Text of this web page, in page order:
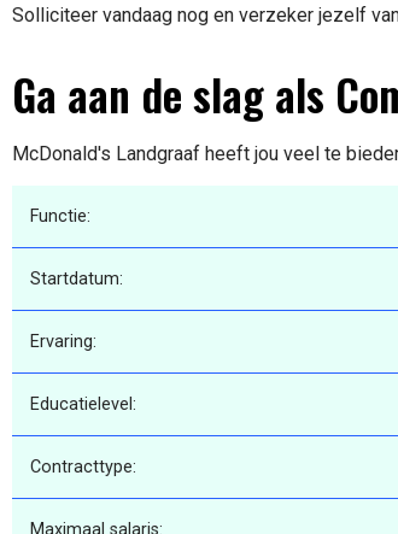
Solliciteer vandaag nog en verzeker jezelf
Ga aan de slag als
McDonald's Landgraaf heeft jou veel te
Functie:
Startdatum:
Ervaring:
Educatielevel:
Contracttype: